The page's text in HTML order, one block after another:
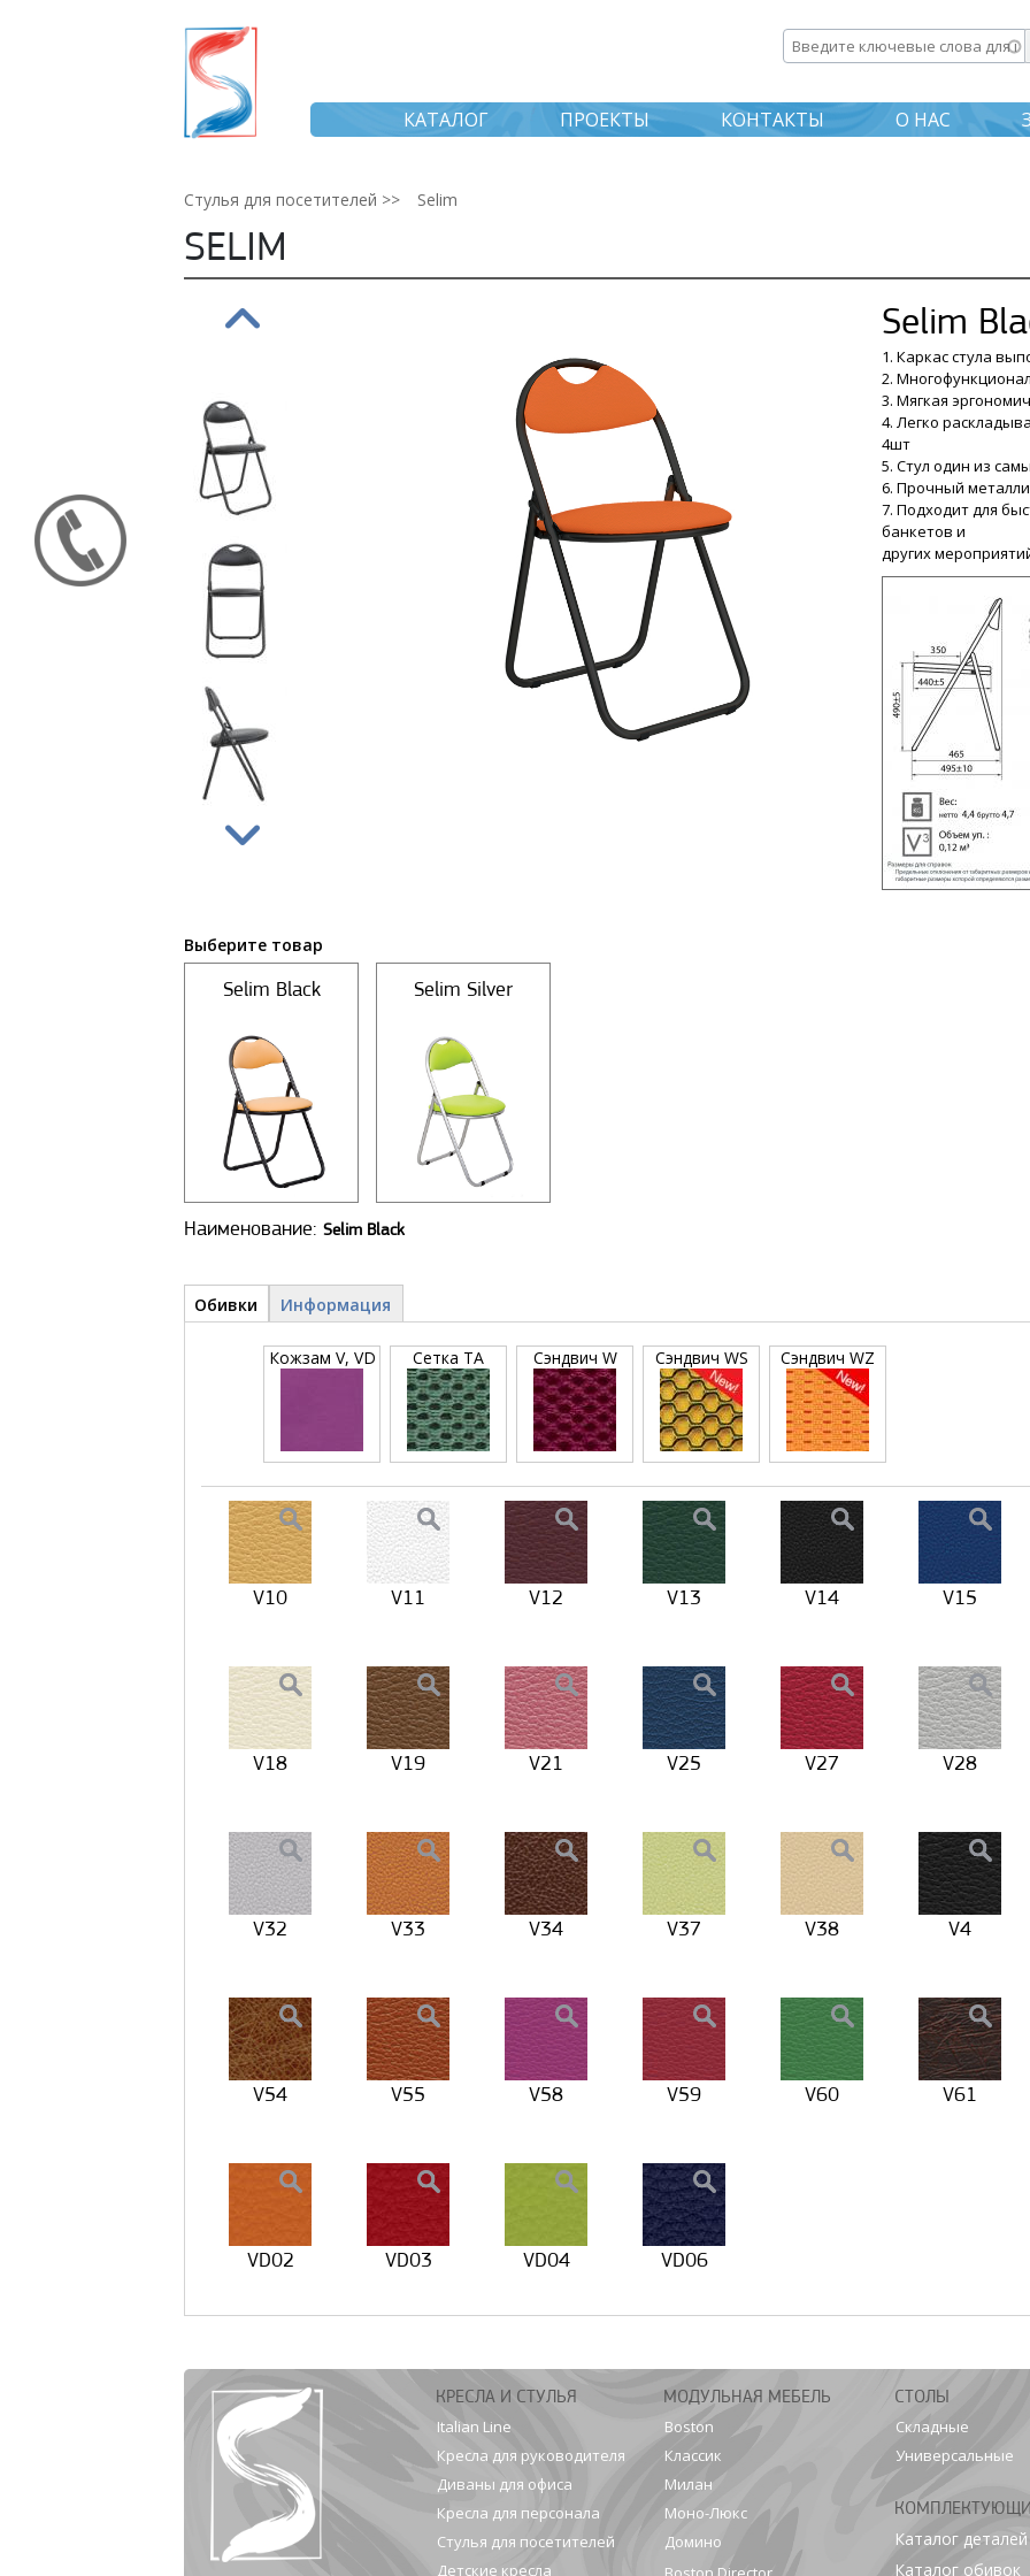
основному
содержанию
Введите ключевые слова
КАТАЛОГ ПРОЕКТЫ КОНТАКТЫ О НАС
Стулья для посетителей >> Selim
SELIM
Selim
1. Каркас стула
2.
3. Мягкая
4. Легко
4шт
5. Стул один из
6. Прочный
7. Подходит для
банкетов и
других
Выберите товар
Selim Black Selim Silver
Наименование: Selim Black
Детали и обивки
Обивки (активная
вкладка)
Информация
Кожзам V, VD Сетка TA Сэндвич W Сэндвич WS Сэндвич WZ
V10 V11 V12 V13 V14 V15
V18 V19 V21 V25 V27 V28
V32 V33 V34 V37 V38 V4
V54 V55 V58 V59 V60 V61
VD02 VD03 VD04 VD06
КРЕСЛА И СТУЛЬЯ
Italian Line
Кресла для руководителя
Диваны для офиса
Кресла для персонала
Стулья для посетителей
Детские кресла
МОДУЛЬНАЯ МЕБЕЛЬ
Boston
Классик
Милан
Моно-Люкс
Домино
СТОЛЫ
Складные
Универсальные
Каталог деталей
Каталог обивок